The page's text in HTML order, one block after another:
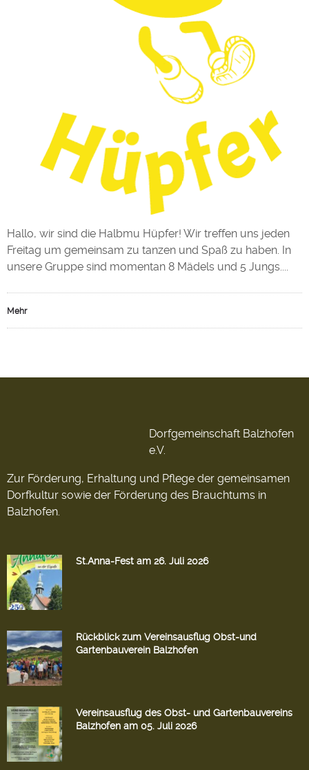
Hallo, wir sind die Halbmu Hüpfer! Wir treffen uns jeden
Freitag um gemeinsam zu tanzen und Spaß zu haben. In
unsere Gruppe sind momentan 8 Mädels und 5 Jungs....
Mehr
Dorfgemeinschaft Balzhofen
e.V.
Zur Förderung, Erhaltung und Pflege der gemeinsamen
Dorfkultur sowie der Förderung des Brauchtums in
Balzhofen.
St.Anna-Fest am 26. Juli 2026
Rückblick zum Vereinsausflug Obst-und
Gartenbauverein Balzhofen
Vereinsausflug des Obst- und Gartenbauvereins
Balzhofen am 05. Juli 2026